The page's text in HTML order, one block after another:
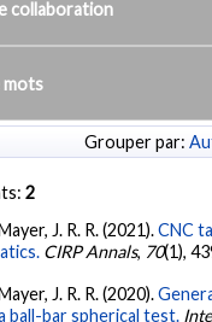
collaboration
mots
Grouper par:
2
J. R. R. (2021).CNC
CIRP Annals, 70(1),
J. R. R. (2020).
ball-bar spherical test.